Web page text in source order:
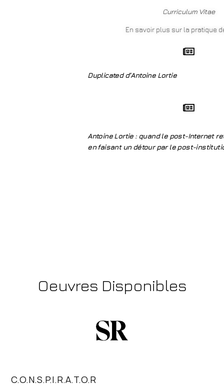
Curriculum Vitae
En savoir plus sur la pratique
Duplicated d’Antoine Lortie
Antoine Lortie : quand le post-Internet
en faisant un détour par le post-
Oeuvres Disponibles
C.o.n.s.p.i.r.a.t.o.r